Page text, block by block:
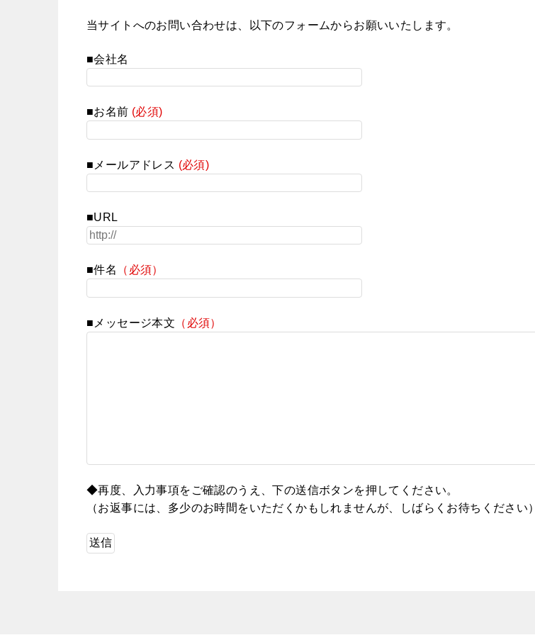
当サイトへのお問い合わせは、以下のフォームからお願いいたします。
■会社名
■お名前 (必須)
■メールアドレス (必須)
■URL
■件名 （必須）
■メッセージ本文 （必須）
◆再度、入力事項をご確認のうえ、下の送信ボタンを押してください。
（お返事には、多少のお時間をいただくかもしれませんが、しばらくお待ちください）